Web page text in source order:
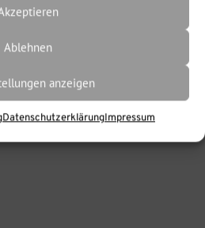
Ablehnen
anzeigen
DatenschutzerklärungImpressum